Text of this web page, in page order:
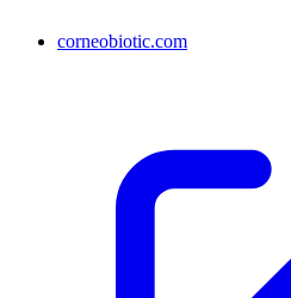
corneobiotic.com